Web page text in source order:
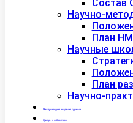
Состав
Научно-
План
Научные
План
Научно-
Международная академия туризма
Центры и лаборатории